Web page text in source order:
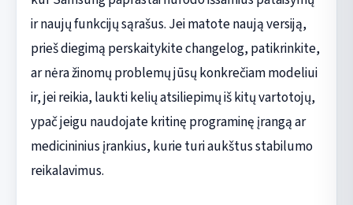
ir naujų funkcijų sąrašus. Jei matote naują versiją,
prieš diegimą perskaitykite changelog, patikrinkite,
ar nėra žinomų problemų jūsų konkrečiam modeliui
ir, jei reikia, laukti kelių atsiliepimų iš kitų vartotojų,
ypač jeigu naudojate kritinę programinę įrangą ar
medicininius įrankius, kurie turi aukštus stabilumo
reikalavimus.